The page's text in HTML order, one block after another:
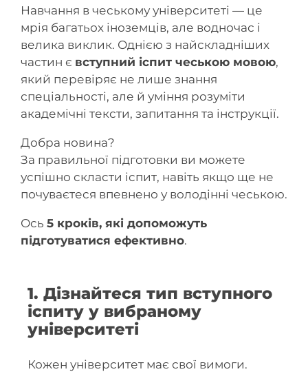
Навчання в чеському університеті — це
мрія багатьох іноземців, але водночас і
велика виклик. Однією з найскладніших
частин є вступний іспит чеською мовою,
який перевіряє не лише знання
спеціальності, але й уміння розуміти
академічні тексти, запитання та інструкції.
Добра новина?
За правильної підготовки ви можете
успішно скласти іспит, навіть якщо ще не
почуваєтеся впевнено у володінні чеською.
Ось 5 кроків, які допоможуть
підготуватися ефективно.
1. Дізнайтеся тип вступного
іспиту у вибраному
університеті
Кожен університет має свої вимоги.